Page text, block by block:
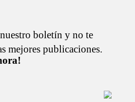
boletín y no te
mejores publicaciones.